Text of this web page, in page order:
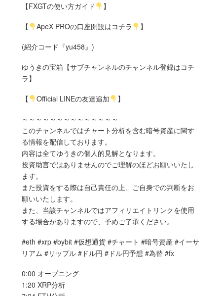
【FXGTの使い方ガイド 】
【 ApeX PROの口座開設はコチラ 】
(紹介コード『yu458』)
ゆうきの宝箱【サブチャンネルのチャンネル登録はコチ
ラ】
【 Official LINEの友達追加 】
～～～～～～～～～～～～～～
このチャンネルではチャート分析を含む暗号資産に関す
る情報を配信しております。
内容は全てゆうきの個人的見解となります。
投資助言ではありませんのでご理解のほどお願いいたし
ます。
また投資をする際は自己責任の上、ご自身での判断をお
願いいたします。
また、当該チャンネルではアフィリエイトリンクを使用
する場合がありますので、予めご了承ください。
#eth #xrp #bybit #仮想通貨 #チャート #暗号資産 #イーサ
リアム #リップル #ドル円 #ドル円予想 #為替 #fx
0:00 オープニング
1:20 XRP分析